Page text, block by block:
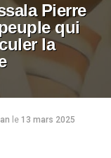
Pierre
qui
la
le 13 mars 2025